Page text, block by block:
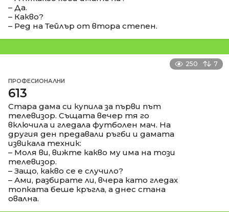
– Да.
– Какво?
– Ред на Тейлър от втора степен.
250 7
ПРОФЕСИОНАЛНИ
613
Стара дама си купила за първи път
телевизор. Същата вечер тя го
включила и гледала футболен мач. На
другия ден предавали ръгби и дамата
извикала техник:
– Моля ви, вижте какво му има на този
телевизор.
– Защо, какво се е случило?
– Ами, разбирате ли, вчера като гледах
топката беше кръгла, а днес стана
овална.